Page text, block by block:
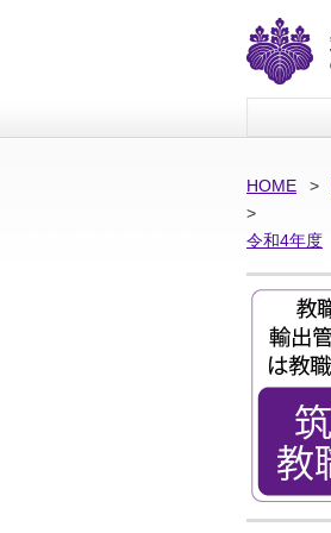
HOME >
>
令和4年度